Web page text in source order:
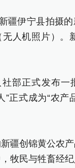
疆伊宁县拍摄
无人机照片）。
部正式发布一
”正式成为“农产
疆创锦黄公农
牧民与牲畜经